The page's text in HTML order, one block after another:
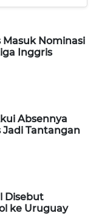
Nominasi
Inggris
Absennya
Tantangan
Disebut
ke Uruguay